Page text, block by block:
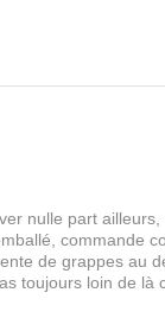
nulle part
commande
de grappes au
toujours loin de là